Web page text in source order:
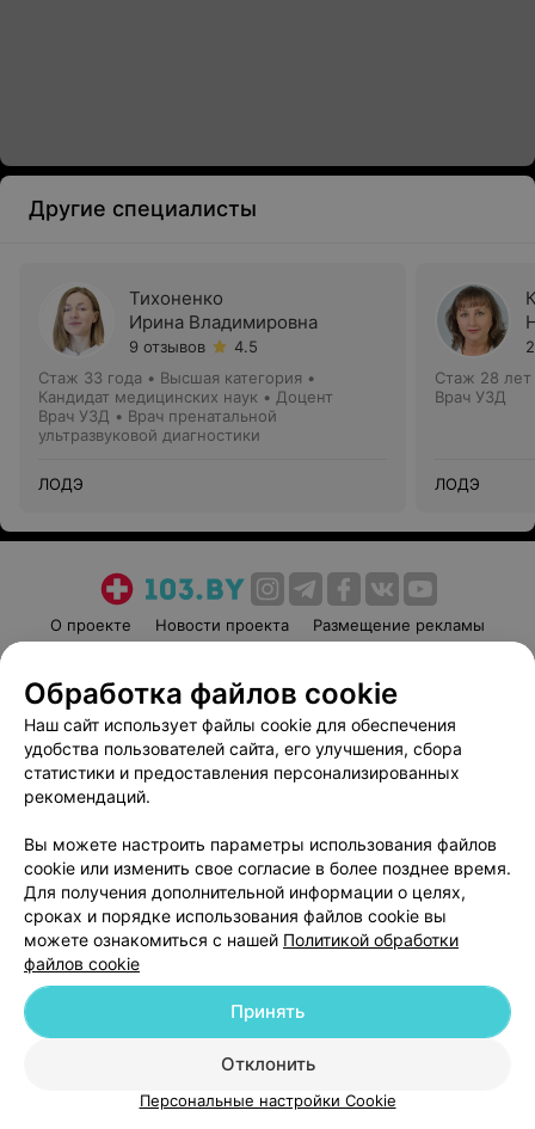
Другие специалисты
Тихоненко
Ирина Владимировна
9 отзывов
4.5
Стаж 33 года • Высшая категория •
Кандидат медицинских наук • Доцент
Врач УЗД • Врач пренатальной
ультразвуковой диагностики
ЛОДЭ
Стаж 28 лет
Врач УЗД
ЛОДЭ
О проекте Новости проекта
Размещение рекламы
Пользовательское соглашение
Способы оплаты
Вакансии
Партнеры
Написать руководителю 103.by
Обработка персональных данных
© 2026 ООО «Артокс Лаб», УНП 191700409
| 220012, Республика Беларусь,
Служба поддержки +375 291212755
Обработка файлов cookie
Наш сайт использует файлы cookie для обеспечения
удобства пользователей сайта, его улучшения, сбора
статистики и предоставления персонализированных
рекомендаций.
Вы можете настроить параметры использования файлов
cookie или изменить свое согласие в более позднее время.
Для получения дополнительной информации о целях,
сроках и порядке использования файлов cookie вы
можете ознакомиться с нашей Политикой обработки
файлов cookie
Отклонить
Принять
Персональные настройки Cookie